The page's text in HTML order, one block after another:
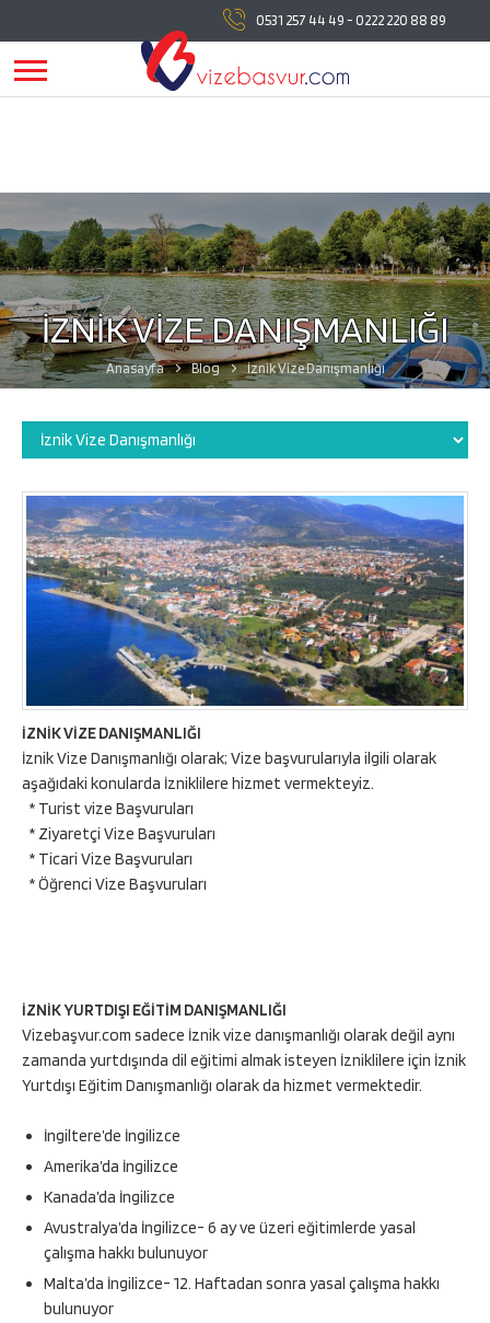
tüm vize başvuru işlemlerinde
yanınızda!vizebasvur.comgünümüzün sürekli değişen
koşullarına uygun olarak farklı alanlarda hizmet vermeye,
hizmetlerine yeni konular eklemeye devam ediyor.
0531 257 44 49 - 0222 220 88 89
İZNİK VİZE DANIŞMANLIĞI
Anasayfa Blog İznik Vize Danışmanlığı
İZNİK VİZE DANIŞMANLIĞI
İznik Vize Danışmanlığı olarak; Vize başvurularıyla ilgili olarak
aşağıdaki konularda İzniklilere hizmet vermekteyiz.
* Turist vize Başvuruları
* Ziyaretçi Vize Başvuruları
* Ticari Vize Başvuruları
* Öğrenci Vize Başvuruları
İZNİK YURTDIŞI EĞİTİM DANIŞMANLIĞI
Vizebaşvur.com sadece İznik vize danışmanlığı olarak değil aynı
zamanda yurtdışında dil eğitimi almak isteyen İzniklilere için İznik
Yurtdışı Eğitim Danışmanlığı olarak da hizmet vermektedir.
İngiltere’de İngilizce
Amerika’da İngilizce
Kanada’da İngilizce
Avustralya’da İngilizce- 6 ay ve üzeri eğitimlerde yasal
çalışma hakkı bulunuyor
Malta’da İngilizce- 12. Haftadan sonra yasal çalışma hakkı
bulunuyor